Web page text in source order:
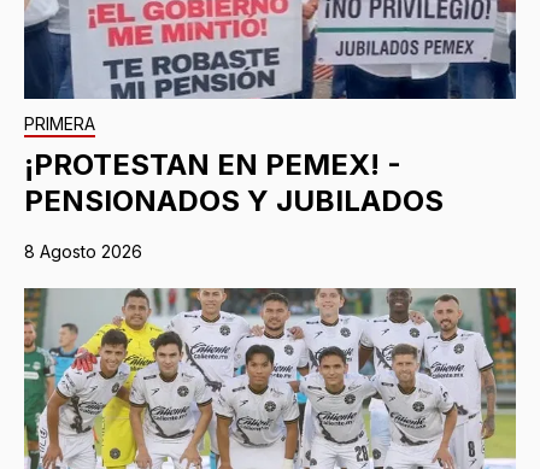
PRIMERA
¡PROTESTAN EN PEMEX! -
PENSIONADOS Y JUBILADOS
8 Agosto 2026